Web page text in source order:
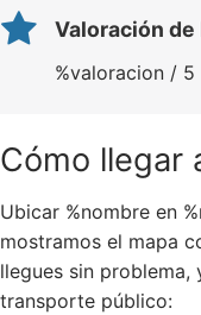
Valoración
%valoracion /
Cómo llegar
Ubicar %nombre en
mostramos el mapa
llegues sin problema,
transporte público: